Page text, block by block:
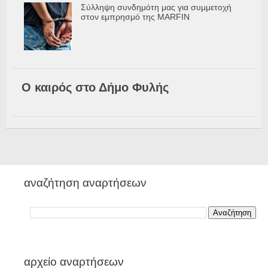
Σύλληψη συνδημότη μας για συμμετοχή
στον εμπρησμό της MARFIN
Ο καιρός στο Δήμο Φυλής
αναζήτηση αναρτήσεων
αρχείο αναρτήσεων